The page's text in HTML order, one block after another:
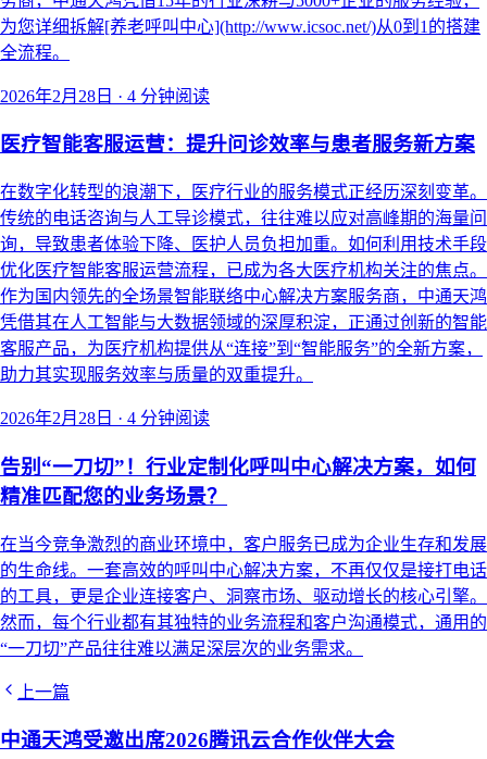
为您详细拆解[养老呼叫中心](http://www.icsoc.net/)从0到1的搭建
全流程。
2026年2月28日 · 4 分钟阅读
医疗智能客服运营：提升问诊效率与患者服务新方案
在数字化转型的浪潮下，医疗行业的服务模式正经历深刻变革。
传统的电话咨询与人工导诊模式，往往难以应对高峰期的海量问
询，导致患者体验下降、医护人员负担加重。如何利用技术手段
优化医疗智能客服运营流程，已成为各大医疗机构关注的焦点。
作为国内领先的全场景智能联络中心解决方案服务商，中通天鸿
凭借其在人工智能与大数据领域的深厚积淀，正通过创新的智能
客服产品，为医疗机构提供从“连接”到“智能服务”的全新方案，
助力其实现服务效率与质量的双重提升。
2026年2月28日 · 4 分钟阅读
告别“一刀切”！行业定制化呼叫中心解决方案，如何
精准匹配您的业务场景？
在当今竞争激烈的商业环境中，客户服务已成为企业生存和发展
的生命线。一套高效的呼叫中心解决方案，不再仅仅是接打电话
的工具，更是企业连接客户、洞察市场、驱动增长的核心引擎。
然而，每个行业都有其独特的业务流程和客户沟通模式，通用的
“一刀切”产品往往难以满足深层次的业务需求。
上一篇
中通天鸿受邀出席2026腾讯云合作伙伴大会